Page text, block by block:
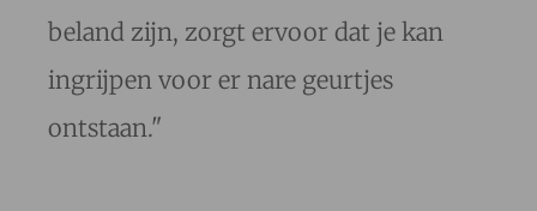
beland zijn, zorgt ervoor dat je kan
ingrijpen voor er nare geurtjes
ontstaan."